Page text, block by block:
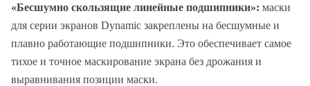
«Бесшумно скользящие линейные подшипники»: маски
для серии экранов Dynamic закреплены на бесшумные и
плавно работающие подшипники. Это обеспечивает самое
тихое и точное маскирование экрана без дрожания и
выравнивания позиции маски.